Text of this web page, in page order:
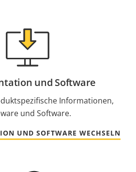
und Software
Informationen,
und Software.
UND SOFTWARE WECHSELN